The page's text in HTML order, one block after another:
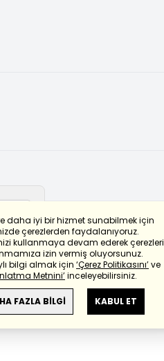
daha iyi bir hizmet sunabilmek için
çerezlerden faydalanıyoruz.
kullanmaya devam ederek çerezleri
izin vermiş oluyorsunuz.
bilgi almak için ‘Çerez Politikasını’ve
Metnini’inceleyebilirsiniz.
FAZLA BİLGİ KABUL ET